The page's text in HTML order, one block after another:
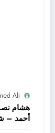
Ali
هشام
أحمد –